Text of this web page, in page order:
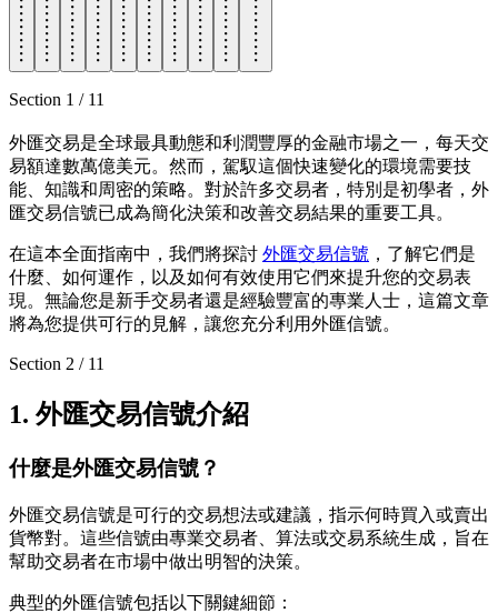
Section 1 / 11
外匯交易是全球最具動態和利潤豐厚的金融市場之一，每天交
易額達數萬億美元。然而，駕馭這個快速變化的環境需要技
能、知識和周密的策略。對於許多交易者，特別是初學者，外
匯交易信號已成為簡化決策和改善交易結果的重要工具。
在這本全面指南中，我們將探討 外匯交易信號 ，了解它們是
什麼、如何運作，以及如何有效使用它們來提升您的交易表
現。無論您是新手交易者還是經驗豐富的專業人士，這篇文章
將為您提供可行的見解，讓您充分利用外匯信號。
Section 2 / 11
1. 外匯交易信號介紹
什麼是外匯交易信號？
外匯交易信號是可行的交易想法或建議，指示何時買入或賣出
貨幣對。這些信號由專業交易者、算法或交易系統生成，旨在
幫助交易者在市場中做出明智的決策。
典型的外匯信號包括以下關鍵細節：